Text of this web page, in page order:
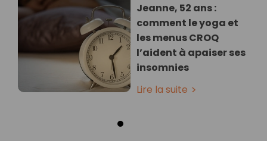
Jeanne, 52 ans :
comment le yoga et
les menus CROQ
l’aident à apaiser ses
insomnies
Lire la suite